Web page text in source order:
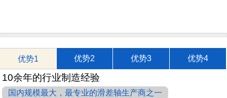
优势1 优势2 优势3 优势4
10余年的行业制造经验
国内规模最大，最专业的滑差轴生产商之一